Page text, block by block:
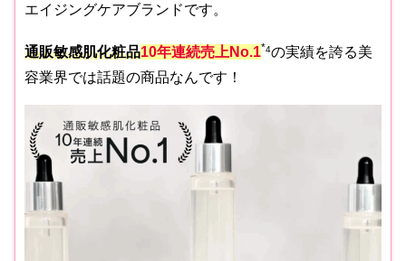
エイジングケアブランドです。
通販敏感肌化粧品10年連続売上No.1*4の実績を誇る美
容業界では話題の商品なんです！